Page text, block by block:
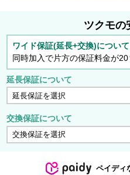
ツクモの
ワイド保証(延長+交換)について
同時加入で片方の保証料金が20
延長保証について
交換保証について
ペイディ